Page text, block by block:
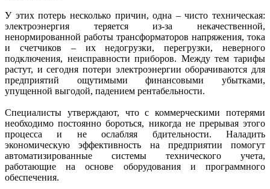
У этих потерь несколько причин, одна – чисто техническая:
электроэнергия теряется из-за некачественной,
ненормированной работы трансформаторов напряжения, тока
и счетчиков – их недогрузки, перегрузки, неверного
подключения, неисправности приборов. Между тем тарифы
растут, и сегодня потери электроэнергии оборачиваются для
предприятий ощутимыми финансовыми убытками,
упущенной выгодой, падением рентабельности.
Специалисты утверждают, что с коммерческими потерями
необходимо постоянно бороться, никогда не прерывая этого
процесса и не ослабляя бдительности. Наладить
экономическую эффективность на предприятии помогут
автоматизированные системы технического учета,
работающие на основе оборудования и программного
обеспечения.